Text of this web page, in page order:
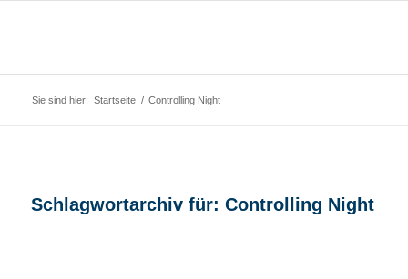
Sie sind hier: Startseite / Controlling Night
Schlagwortarchiv für: Controlling Night